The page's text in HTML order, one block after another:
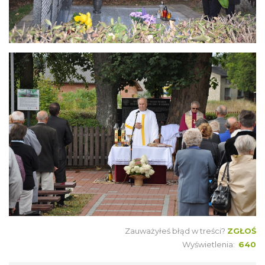
Zauważyłeś błąd w treści? ZGŁOŚ
Wyświetlenia: 640